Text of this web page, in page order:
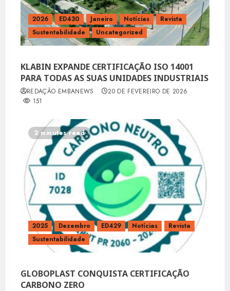
2026 ED430 Janeiro Notícias
Revista
Sustentabilidade
Uncategorized
KLABIN EXPANDE CERTIFICAÇÃO ISO 14001
PARA TODAS AS SUAS UNIDADES INDUSTRIAIS
REDAÇÃO EMBANEWS
20 DE FEVEREIRO DE 2026
151
2 minutes read
2025 Dezembro ED429 Notícias
Revista
Sustentabilidade
GLOBOPLAST CONQUISTA CERTIFICAÇÃO
CARBONO ZERO